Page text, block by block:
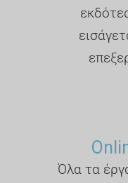
Όλα τα